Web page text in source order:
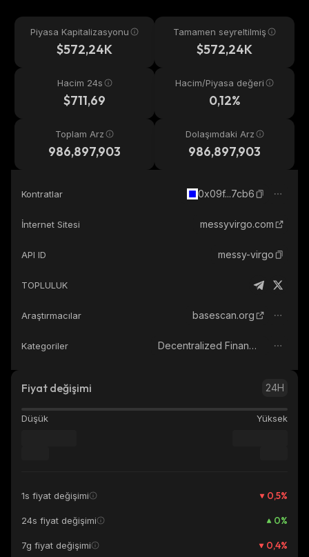
Piyasa Kapitalizasyonu
$572,24K
Tamamen seyreltilmiş
$572,24K
Hacim 24s
$711,69
Hacim/Piyasa değeri
0,12%
Toplam Arz
986,897,903
Dolaşımdaki Arz
986,897,903
Kontratlar 0x09f...7cb6
İnternet Sitesi messyvirgo.com
API ID messy-virgo
TOPLULUK
Araştırmacılar basescan.org
Kategoriler Decentralized Finance (DeFi)
Fiyat değişimi 24H
Düşük Yüksek
1s fiyat değişimi 0,5%
24s fiyat değişimi 0%
7g fiyat değişimi 0,4%